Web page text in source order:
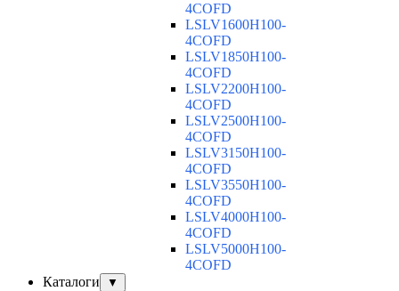
4COFD
LSLV1600H100-
4COFD
LSLV1850H100-
4COFD
LSLV2200H100-
4COFD
LSLV2500H100-
4COFD
LSLV3150H100-
4COFD
LSLV3550H100-
4COFD
LSLV4000H100-
4COFD
LSLV5000H100-
4COFD
Каталоги
▼